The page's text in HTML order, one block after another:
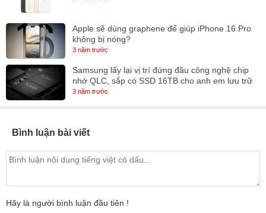
Apple sẽ dùng graphene để giúp iPhone 16 Pro
không bị nóng?
3 năm trước
Samsung lấy lại vị trí đứng đầu công nghệ chip
nhớ QLC, sắp có SSD 16TB cho anh em lưu trữ
3 năm trước
Bình luận bài viết
Hãy là người bình luận đầu tiên !